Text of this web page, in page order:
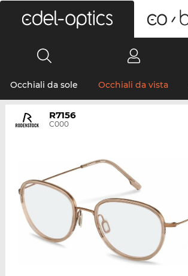
Occhiali da sole Occhiali da vista
R7156
C000